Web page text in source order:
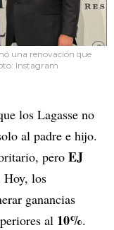
una renovación que
Instagram
los Lagasse no
al padre e hijo.
pero EJ
Hoy, los
ganancias
al 10%.